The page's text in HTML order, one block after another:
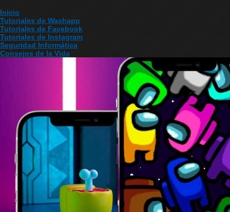
Inicio
Tutoriales de Washapp
Tutoriales de Facebook
Tutoriales de Instagram
Seguridad Informática
Consejos de la Vida